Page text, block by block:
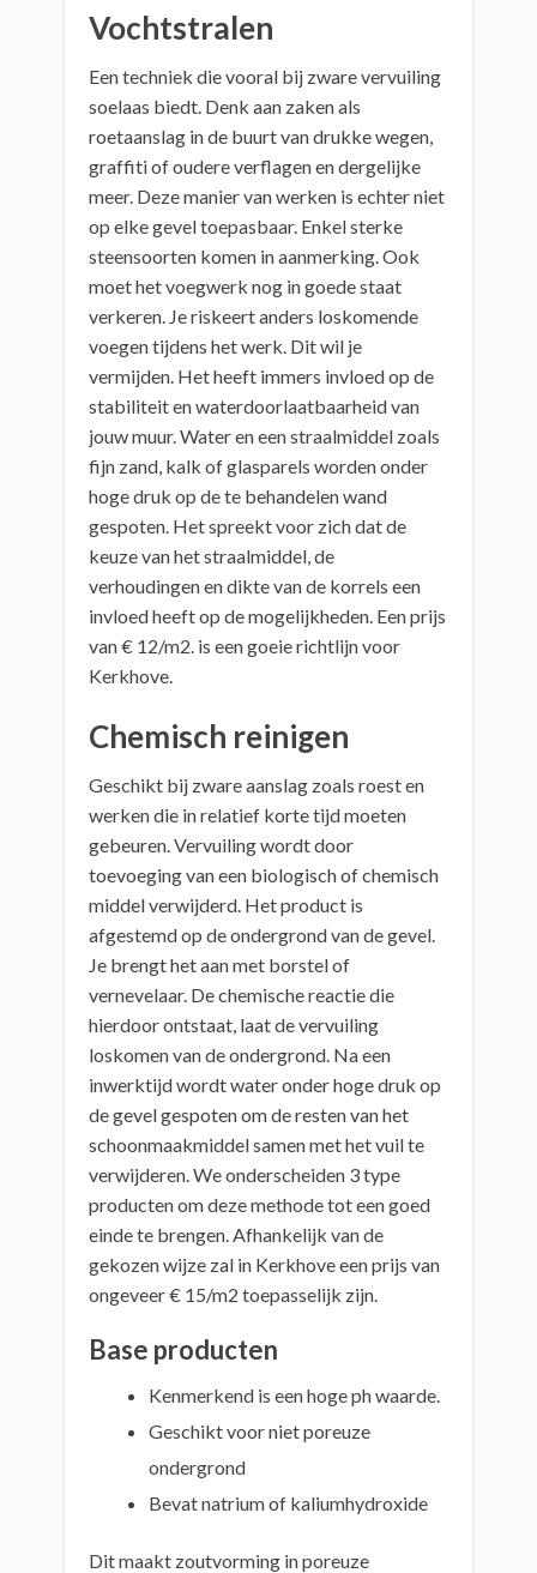
Vochtstralen
Een techniek die vooral bij zware vervuiling
soelaas biedt. Denk aan zaken als
roetaanslag in de buurt van drukke wegen,
graffiti of oudere verflagen en dergelijke
meer. Deze manier van werken is echter niet
op elke gevel toepasbaar. Enkel sterke
steensoorten komen in aanmerking. Ook
moet het voegwerk nog in goede staat
verkeren. Je riskeert anders loskomende
voegen tijdens het werk. Dit wil je
vermijden. Het heeft immers invloed op de
stabiliteit en waterdoorlaatbaarheid van
jouw muur. Water en een straalmiddel zoals
fijn zand, kalk of glasparels worden onder
hoge druk op de te behandelen wand
gespoten. Het spreekt voor zich dat de
keuze van het straalmiddel, de
verhoudingen en dikte van de korrels een
invloed heeft op de mogelijkheden. Een prijs
van € 12/m2. is een goeie richtlijn voor
Kerkhove.
Chemisch reinigen
Geschikt bij zware aanslag zoals roest en
werken die in relatief korte tijd moeten
gebeuren. Vervuiling wordt door
toevoeging van een biologisch of chemisch
middel verwijderd. Het product is
afgestemd op de ondergrond van de gevel.
Je brengt het aan met borstel of
vernevelaar. De chemische reactie die
hierdoor ontstaat, laat de vervuiling
loskomen van de ondergrond. Na een
inwerktijd wordt water onder hoge druk op
de gevel gespoten om de resten van het
schoonmaakmiddel samen met het vuil te
verwijderen. We onderscheiden 3 type
producten om deze methode tot een goed
einde te brengen. Afhankelijk van de
gekozen wijze zal in Kerkhove een prijs van
ongeveer € 15/m2 toepasselijk zijn.
Base producten
Kenmerkend is een hoge ph waarde.
Geschikt voor niet poreuze
ondergrond
Bevat natrium of kaliumhydroxide
Dit maakt zoutvorming in poreuze